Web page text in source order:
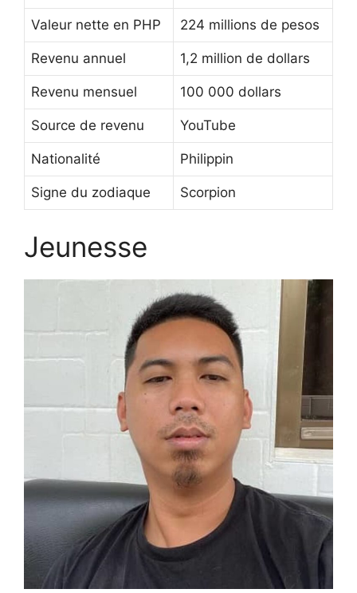
Valeur nette en PHP 224 millions de pesos
Revenu annuel 1,2 million de dollars
Revenu mensuel 100 000 dollars
Source de revenu YouTube
Nationalité Philippin
Signe du zodiaque Scorpion
Jeunesse